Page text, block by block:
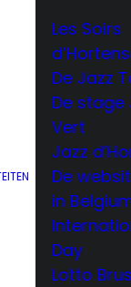
Les Soirs
De Jazz
De stage
Vert
Jazz
De
in
Day
Lotto